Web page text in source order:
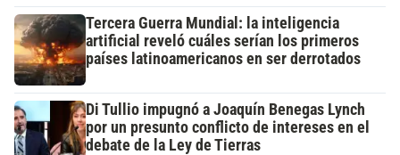
Tercera Guerra Mundial: la inteligencia
artificial reveló cuáles serían los primeros
países latinoamericanos en ser derrotados
Di Tullio impugnó a Joaquín Benegas Lynch
por un presunto conflicto de intereses en el
debate de la Ley de Tierras